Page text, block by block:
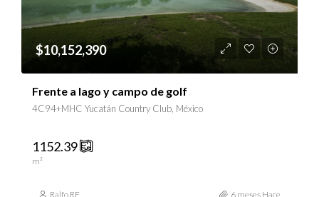
$10,152,390
Frente a lago y campo de golf
4C94+MHC Yucatán Country Club, México
1152.39
m²
Ralfo RE 6 meses Hace